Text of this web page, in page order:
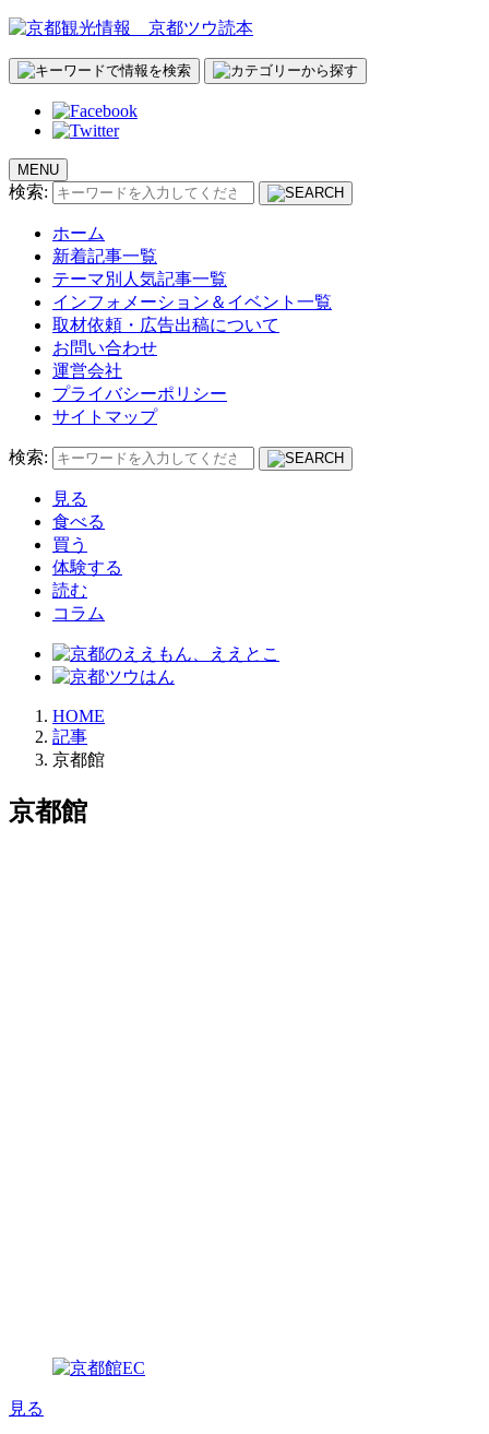
MENU
検索:
ホーム
新着記事一覧
テーマ別人気記事一覧
インフォメーション＆イベント一覧
取材依頼・広告出稿について
お問い合わせ
運営会社
プライバシーポリシー
サイトマップ
検索:
見る
食べる
買う
体験する
読む
コラム
HOME
記事
京都館
京都館
見る